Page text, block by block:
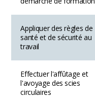
Appliquer des règles de
santé et de sécurité au
travail
Effectuer l'affûtage et
l'avoyage des scies
circulaires